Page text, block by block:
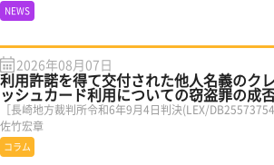
NEWS
2026年08月07日
利用許諾を得て交付された他人名義のク
ッシュカード利用についての窃盗罪の成
［長崎地方裁判所令和6年9月4日判決(LEX/
佐竹宏章
コラム